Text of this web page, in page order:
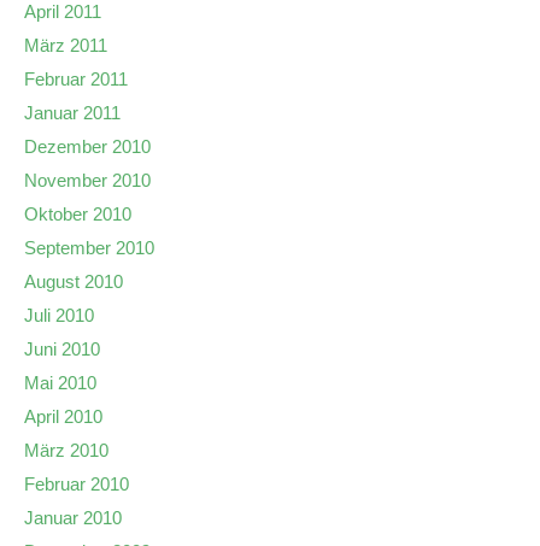
April 2011
März 2011
Februar 2011
Januar 2011
Dezember 2010
November 2010
Oktober 2010
September 2010
August 2010
Juli 2010
Juni 2010
Mai 2010
April 2010
März 2010
Februar 2010
Januar 2010